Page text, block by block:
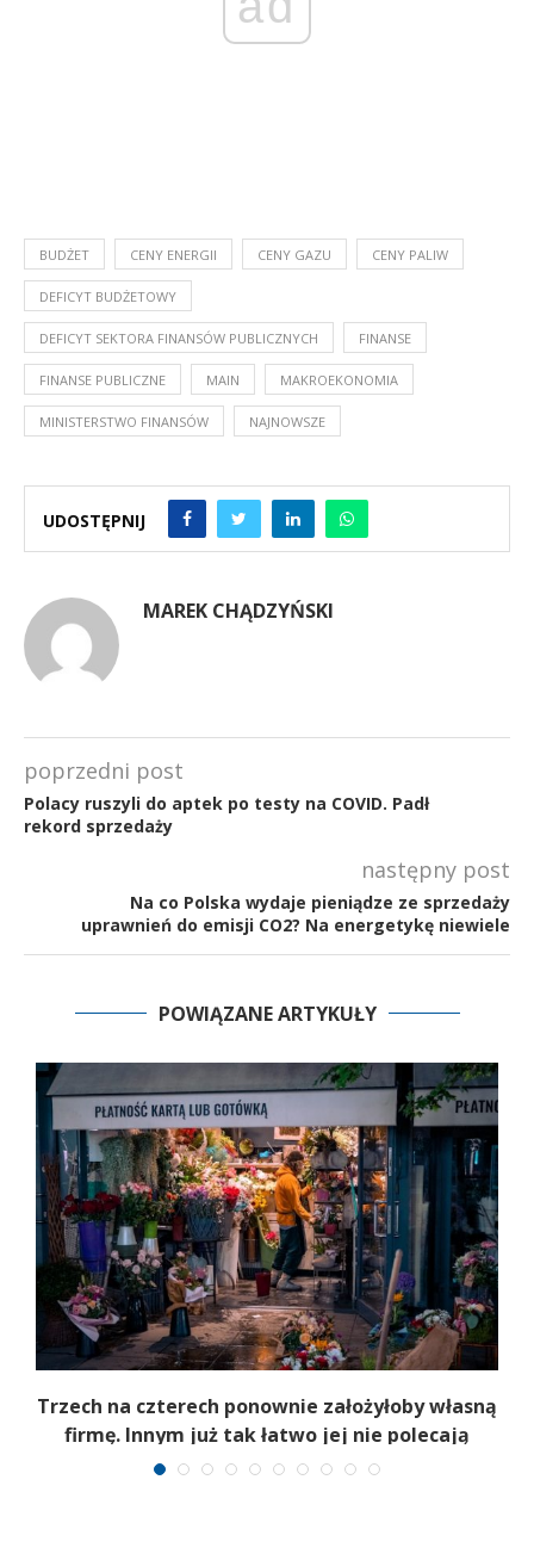
BUDŻET CENY ENERGII CENY GAZU CENY PALIW
DEFICYT BUDŻETOWY
DEFICYT SEKTORA FINANSÓW PUBLICZNYCH FINANSE
FINANSE PUBLICZNE MAIN MAKROEKONOMIA
MINISTERSTWO FINANSÓW NAJNOWSZE
UDOSTĘPNIJ
MAREK CHĄDZYŃSKI
poprzedni post
Polacy ruszyli do aptek po testy na COVID. Padł
rekord sprzedaży
następny post
Na co Polska wydaje pieniądze ze sprzedaży
uprawnień do emisji CO2? Na energetykę niewiele
POWIĄZANE ARTYKUŁY
Trzech na czterech ponownie założyłoby własną
firmę. Innym już tak łatwo jej nie polecają